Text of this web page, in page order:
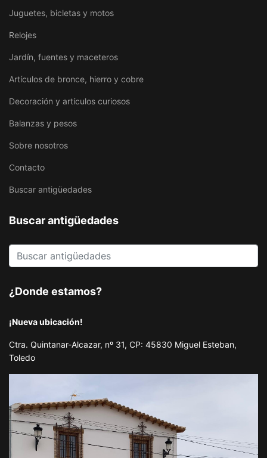
Juguetes, bicletas y motos
Relojes
Jardín, fuentes y maceteros
Artículos de bronce, hierro y cobre
Decoración y artículos curiosos
Balanzas y pesos
Sobre nosotros
Contacto
Buscar antigüedades
Buscar antigüedades
¿Donde estamos?
¡Nueva ubicación!
Ctra. Quintanar-Alcazar, nº 31, CP: 45830 Miguel Esteban,
Toledo